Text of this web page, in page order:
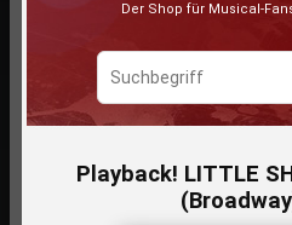
Der Shop für Musical-
Playback! LITTLE